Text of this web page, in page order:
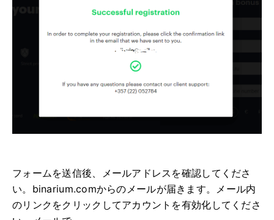
フォームを送信後、メールアドレスを確認してくださ
い。binarium.comからのメールが届きます。メール内
のリンクをクリックしてアカウントを有効化してくださ